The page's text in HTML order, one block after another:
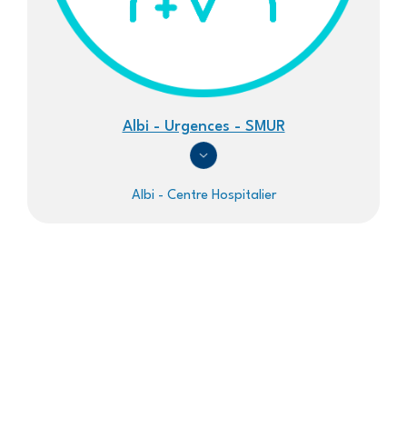
Albi - Urgences - SMUR
Albi - Centre Hospitalier